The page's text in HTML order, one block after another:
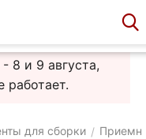
8 и 9 августа,
работает.
для сборки /